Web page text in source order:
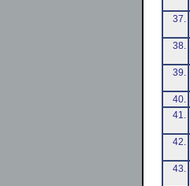
37.
38.
39.
40.
41.
42.
43.